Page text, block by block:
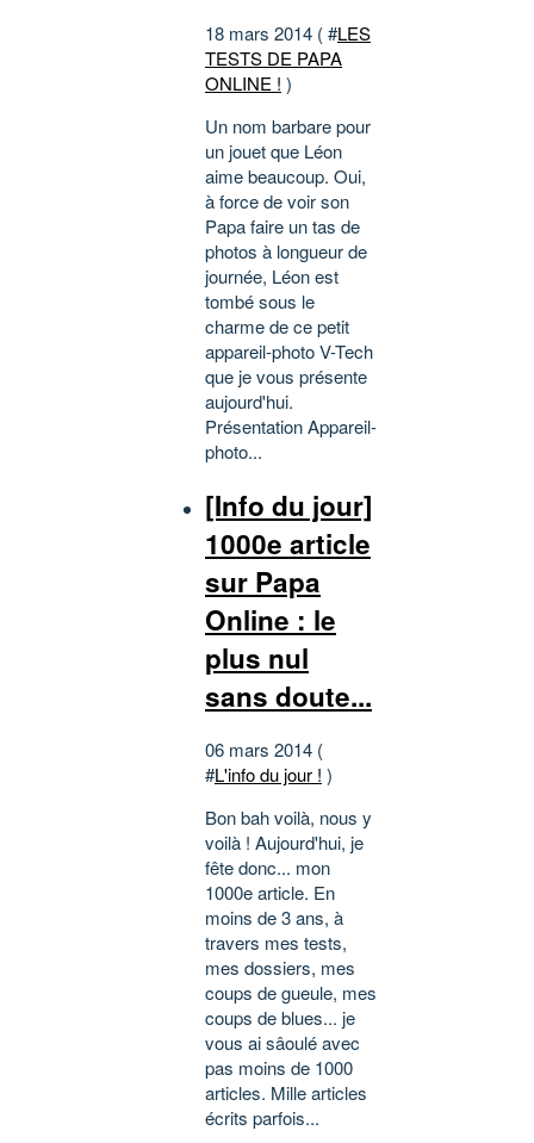
18 mars 2014 ( #LES
TESTS DE PAPA
ONLINE ! )
Un nom barbare pour
un jouet que Léon
aime beaucoup. Oui,
à force de voir son
Papa faire un tas de
photos à longueur de
journée, Léon est
tombé sous le
charme de ce petit
appareil-photo V-Tech
que je vous présente
aujourd'hui.
Présentation Appareil-
photo...
[Info du jour]
1000e article
sur Papa
Online : le
plus nul
sans doute...
06 mars 2014 (
#L'info du jour ! )
Bon bah voilà, nous y
voilà ! Aujourd'hui, je
fête donc... mon
1000e article. En
moins de 3 ans, à
travers mes tests,
mes dossiers, mes
coups de gueule, mes
coups de blues... je
vous ai sâoulé avec
pas moins de 1000
articles. Mille articles
écrits parfois...